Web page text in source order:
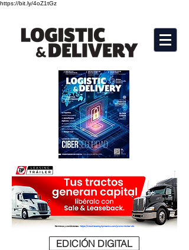
https://bit.ly/4oZ1tGz
EDICIÓN DIGITAL